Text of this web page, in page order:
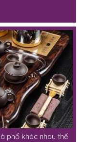
phố khác nhau thế